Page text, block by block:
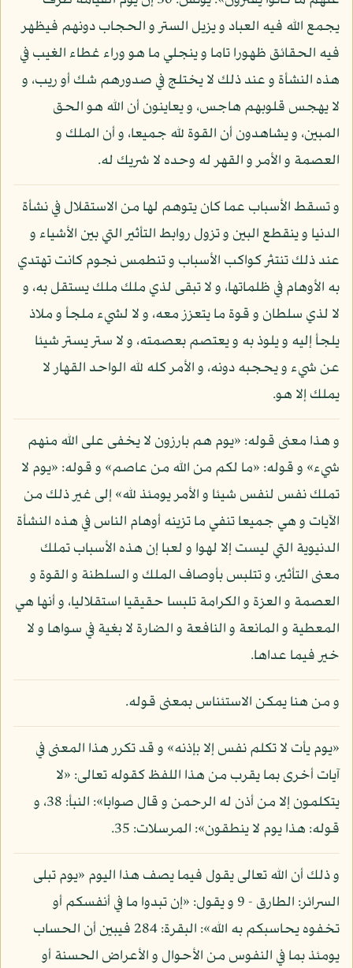
يجمع الله فيه العباد و يزيل الستر و الحجاب دونهم فيظهر
فيه الحقائق ظهورا تاما و ينجلي ما هو وراء غطاء الغيب في
هذه النشأة و عند ذلك لا يختلج في صدورهم شك أو ريب، و
لا يهجس قلوبهم هاجس، و يعاينون أن الله هو الحق
المبين، و يشاهدون أن القوة لله جميعا، و أن الملك و
العصمة و الأمر و القهر له وحده لا شريك له.
و تسقط الأسباب عما كان يتوهم لها من الاستقلال في نشأة
الدنيا و ينقطع البين و تزول روابط التأثير التي بين الأشياء و
عند ذلك تنتثر كواكب الأسباب و تنطمس نجوم كانت تهتدي
به الأوهام في ظلماتها، و لا تبقى لذي ملك ملك يستقل به، و
لا لذي سلطان و قوة ما يتعزز معه، و لا لشيء ملجأ و ملاذ
يلجأ إليه و يلوذ به و يعتصم بعصمته، و لا ستر يستر شيئا
عن شيء و يحجبه دونه، و الأمر كله لله الواحد القهار لا
يملك إلا هو.
و هذا معنى قوله: «يوم هم بارزون لا يخفى على الله منهم
شيء» و قوله: «ما لكم من الله من عاصم» و قوله: «يوم لا
تملك نفس لنفس شيئا و الأمر يومئذ لله» إلى غير ذلك من
الآيات و هي جميعا تنفي ما تزينه أوهام الناس في هذه النشأة
الدنيوية التي ليست إلا لهوا و لعبا إن هذه الأسباب تملك
معنى التأثير، و تتلبس بأوصاف الملك و السلطنة و القوة و
العصمة و العزة و الكرامة تلبسا حقيقيا استقلاليا، و أنها هي
المعطية و المانعة و النافعة و الضارة لا بغية في سواها و لا
خير فيما عداها.
و من هنا يمكن الاستئناس بمعنى قوله.
«يوم يأت لا تكلم نفس إلا بإذنه» و قد تكرر هذا المعنى في
آيات أخرى بما يقرب من هذا اللفظ كقوله تعالى: «لا
يتكلمون إلا من أذن له الرحمن و قال صوابا»: النبأ: 38، و
قوله: هذا يوم لا ينطقون»: المرسلات: 35.
و ذلك أن الله تعالى يقول فيما يصف هذا اليوم «يوم تبلى
السرائر: الطارق - 9 و يقول: «إن تبدوا ما في أنفسكم أو
تخفوه يحاسبكم به الله»: البقرة: 284 فيبين أن الحساب
يومئذ بما في النفوس من الأحوال و الأعراض الحسنة أو